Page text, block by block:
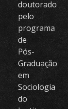
doutorado
pelo
programa
de
Pós-
Graduação
em
Sociologia
do